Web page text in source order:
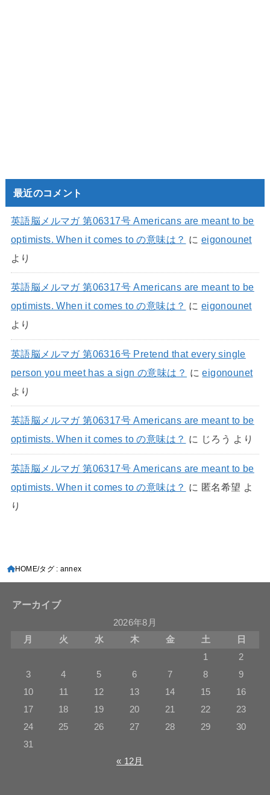
最近のコメント
英語脳メルマガ 第06317号 Americans are meant to be
optimists. When it comes to の意味は？ に eigonounet
より
英語脳メルマガ 第06317号 Americans are meant to be
optimists. When it comes to の意味は？ に eigonounet
より
英語脳メルマガ 第06316号 Pretend that every single
person you meet has a sign の意味は？ にeigonounet
より
英語脳メルマガ 第06317号 Americans are meant to be
optimists. When it comes to の意味は？ に じろう より
英語脳メルマガ 第06317号 Americans are meant to be
optimists. When it comes to の意味は？ に 匿名希望 よ
り
HOME タグ : annex
アーカイブ
2026年8月
月
火 水 木 金 土
日
1
2
3
4 5 6 7 8
9
10
11 12 13 14 15
16
17
18 19 20 21 22
23
24
25 26 27 28 29
30
31
« 12月